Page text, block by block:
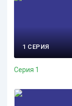
1 СЕРИЯ
Серия 1